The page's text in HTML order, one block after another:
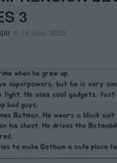
3
el 18 julio, 2025